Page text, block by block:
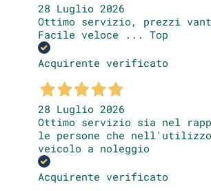
28 Luglio 2026
Ottimo servizio, prezzi
Facile veloce ... Top
Acquirente verificato
28 Luglio 2026
Ottimo servizio sia nel
le persone che
veicolo a noleggio
Acquirente verificato